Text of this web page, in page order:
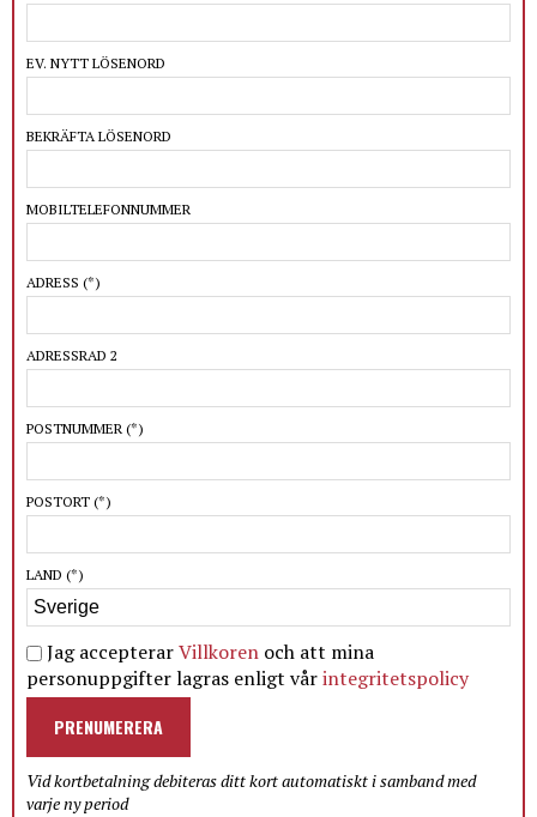
EV. NYTT LÖSENORD
BEKRÄFTA LÖSENORD
MOBILTELEFONNUMMER
ADRESS (*)
ADRESSRAD 2
POSTNUMMER (*)
POSTORT (*)
LAND (*)
Jag accepterarVillkoren och att mina
personuppgifter lagras enligt vårintegritetspolicy
PRENUMERERA
Vid kortbetalning debiteras ditt kort automatiskt i samband med
varje ny period